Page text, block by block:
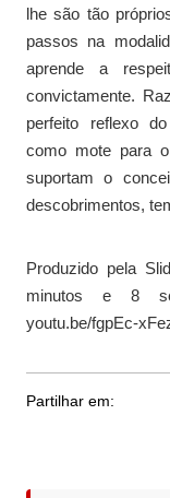
lhe são tão
passos na
aprende a
convictamente.
perfeito reflexo
como mote para
suportam o
descobrimentos,
Produzido pela
minutos e 8
youtu.be/fgpEc-
Partilhar em: